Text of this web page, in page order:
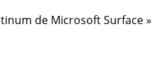
de Microsoft Surface »